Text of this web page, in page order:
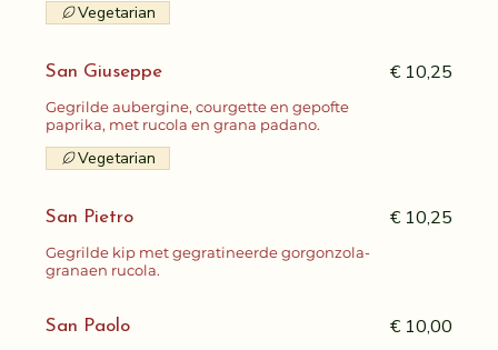
Vegetarian
San Giuseppe
Gegrilde aubergine, courgette en gepofte
paprika, met rucola en grana padano.
€ 10,25
Vegetarian
San Pietro
Gegrilde kip met gegratineerde gorgonzola-
granaen rucola.
€ 10,25
San Paolo € 10,00